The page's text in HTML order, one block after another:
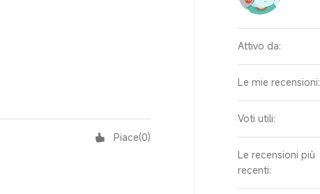
Piace(0)
Attivo da:
Le mie recensioni:
Voti utili:
Le recensioni più
recenti: